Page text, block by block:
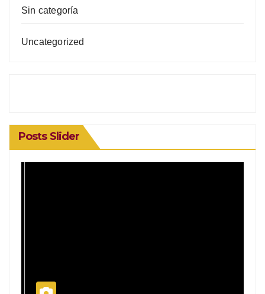
Sin categoría
Uncategorized
Posts Slider